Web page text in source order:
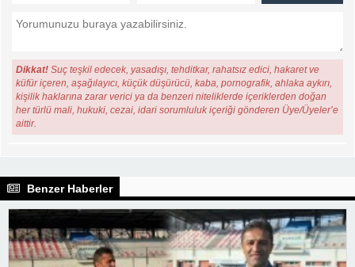
Dikkat! Suç teşkil edecek, yasadışı, tehditkar, rahatsız edici, hakaret ve
küfür içeren, aşağılayıcı, küçük düşürücü, kaba, pornografik, ahlaka aykırı,
kişilik haklarına zarar verici ya da benzeri niteliklerde içeriklerden doğan
her türlü mali, hukuki, cezai, idari sorumluluk içeriği gönderen Üye/Üyeler’e
aittir.
Benzer Haberler